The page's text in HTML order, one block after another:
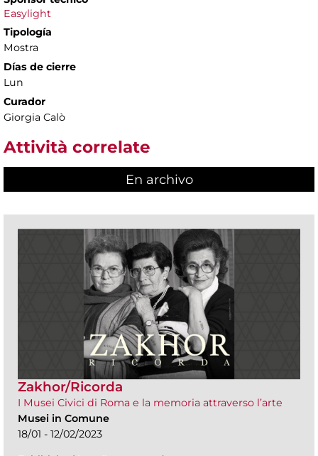
Easylight
Tipología
Mostra
Días de cierre
Lun
Curador
Giorgia Calò
Attività correlate
En archivo
Zakhor/Ricorda
I Musei Civici di Roma e la memoria attraverso l’arte
Musei in Comune
18/01 - 12/02/2023